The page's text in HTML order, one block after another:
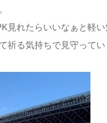
見れたらいいなぁと軽
祈る気持ちで見守って